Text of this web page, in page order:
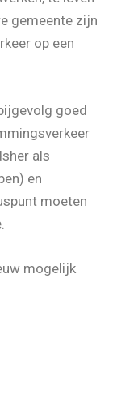
gemeente zijn
op een
goed
als
en
moeten
mogelijk